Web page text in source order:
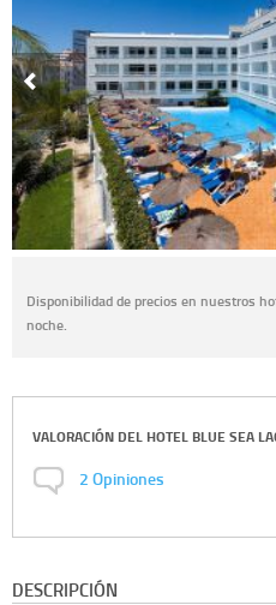
Disponibilidad de precios en nuestros
noche.
VALORACIÓN DEL HOTEL BLUE SEA
2Opiniones
DESCRIPCIÓN